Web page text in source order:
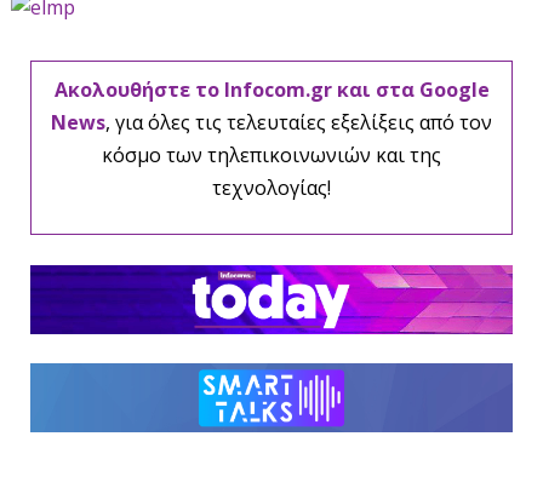
Ακολουθήστε το Infocom.gr και στα Google
News, για όλες τις τελευταίες εξελίξεις από τον
κόσμο των τηλεπικοινωνιών και της
τεχνολογίας!